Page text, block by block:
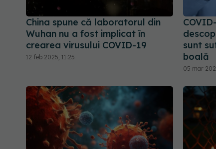
China spune că laboratorul din
Wuhan nu a fost implicat în
crearea virusului COVID-19
12 feb 2025, 11:25
sunt
boală
05 mar